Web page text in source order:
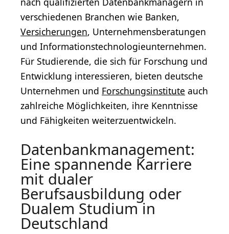
verschiedenen Branchen wie Banken,
Versicherungen, Unternehmensberatungen
und Informationstechnologieunternehmen.
Für Studierende, die sich für Forschung und
Entwicklung interessieren, bieten deutsche
Unternehmen und Forschungsinstitute auch
zahlreiche Möglichkeiten, ihre Kenntnisse
und Fähigkeiten weiterzuentwickeln.
Datenbankmanagement:
Eine spannende Karriere
mit dualer
Berufsausbildung oder
Dualem Studium in
Deutschland